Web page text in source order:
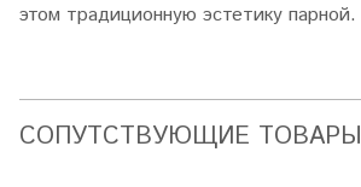
этом традиционную эстетику парной.
CОПУТСТВУЮЩИЕ ТОВАРЫ